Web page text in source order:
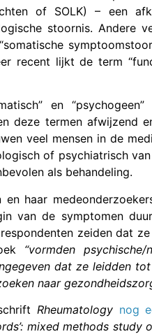
of SOLK) – een
stoornis. Andere
recent lijkt de term
en
deze termen afwijzend
veel mensen in de
of psychiatrisch
als behandeling.
haar
van de symptomen
zeiden dat
“vormden
dat ze leidden
naar
Rheumatology nog
mixed methods